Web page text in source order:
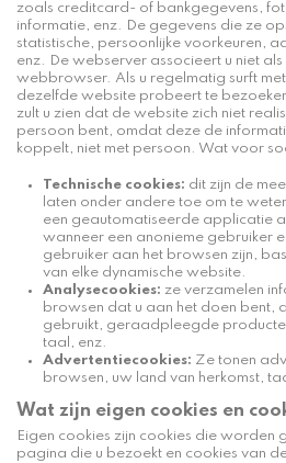
zoals creditcard- of bankgegevens,
informatie, enz. De gegevens die ze
statistische, persoonlijke voorkeuren,
enz. De webserver associeert u niet
webbrowser. Als u regelmatig surft
dezelfde website probeert te
zult u zien dat de website zich niet
persoon bent, omdat deze de
koppelt, niet met persoon. Wat voor
Technische cookies: dit zijn de
laten onder andere toe om te
een geautomatiseerde applicatie
wanneer een anonieme gebruiker
gebruiker aan het browsen zijn,
van elke dynamische website.
Analysecookies: ze verzamelen
browsen dat u aan het doen bent,
gebruikt, geraadpleegde
taal, enz.
Advertentiecookies: Ze tonen
browsen, uw land van herkomst,
Wat zijn eigen cookies en
Eigen cookies zijn cookies die
pagina die u bezoekt en cookies van